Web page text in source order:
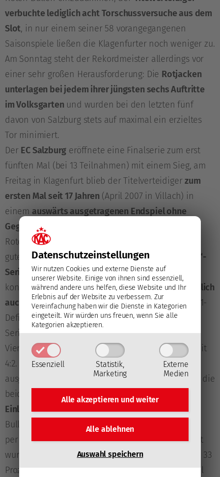
Datenschutz­einstellungen
Wir nutzen Cookies und externe Dienste auf
unserer Website. Einige von ihnen sind essenziell,
während andere uns helfen, diese Website und Ihr
Erlebnis auf der Website zu verbessern. Zur
Vereinfachung haben wir die Dienste in Kategorien
eingeteilt. Wir würden uns freuen, wenn Sie alle
Kategorien akzeptieren.
Essenziell
Statistik,
Marketing
Externe
Medien
Alle akzeptieren undweiter
Alle ablehnen
Auswahl speichern
verbuchte lediglich acht Torschussversuche aus dem
Slot, in nur einem seiner 58 vorangegangenen
Saisonspiele ließen die Klagenfurter noch weniger zu.
Am Sonntag steht der Rekordmeister allerdings vor
einer sehr großen Herausforderung: Die Rotjacken
unterlagen bei jedem ihrer jüngsten sechs Auftritte
im Volksgarten und wurden bei den letzten fünf
davon von Salzburg stets auf maximal ein erzieltes
Tor minimiert.
Der EC Salzburg eröffnete eine Finalserie zum erst
fünften Mal (bei 13 Teilnahmen) mit einem Sieg, am
Freitag in Klagenfurt blieb der Titelverteidigerzum
ersten Mal seit 17 Jahren (April 2007 in Villach) in
einem auswärts ausgetragenen Endspiel ohne
Gegentreffer
Roten Bullen in der Vergangenheit meist ein sehr
guter Grundstein für Erfolg, von23 „Best-of-Seven“-
Serien
, in denen sie die erste Partie gewinnen
konnten,setzten sich die Mozartstädter in 21 letztlich
auch durch. Nurein Klubschaffte es bislang, ein 0:1-
Defizit gegen Salzburg am Ende noch in einen
Seriensieg zu verwandeln: DerEC-KACsiegte im
Viertelfinale 2012 und im Halbfinale 2017 jeweils mit
4:2. Finalspiel eins am Freitag war insgesamt sehr
ausgeglichen, am deutlichsten unterschieden sich die
beiden Teams in ihrer
Herangehensweise bei der
Einleitung von Angriffen: Während bei den Roten
Bullen 56 Prozent derEintritte in die Offensivzone
per Scheibenführung durch einen Spieler realisiert
wurden, lag dieser Wert bei den Rotjacken bei nur 33
Prozent. Die Klagenfurter wählten im Gegenzug viel